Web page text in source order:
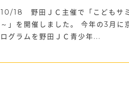
10/18 野田ＪＣ主催で「こどもサ
～」を開催しました。 今年の3月に
ログラムを野田ＪＣ青少年...